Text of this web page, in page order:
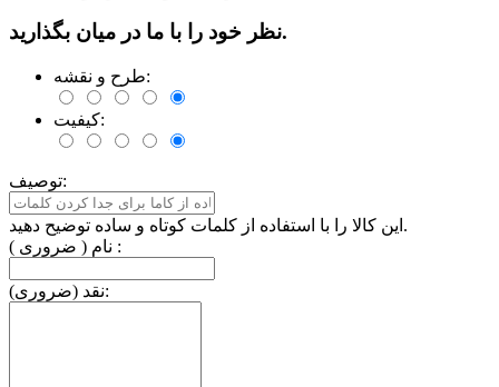
نظر خود را با ما در میان بگذارید.
طرح و نقشه:
کیفیت:
توصیف:
این کالا را با استفاده از کلمات کوتاه و ساده توضیح دهید.
نام ( ضروری ) :
نقد (ضروری):